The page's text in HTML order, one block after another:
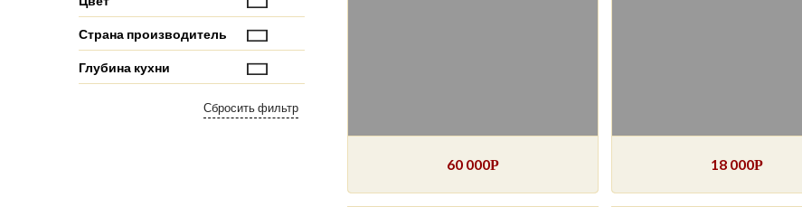
60 000Р 18 000Р
Страна производитель
Глубина кухни